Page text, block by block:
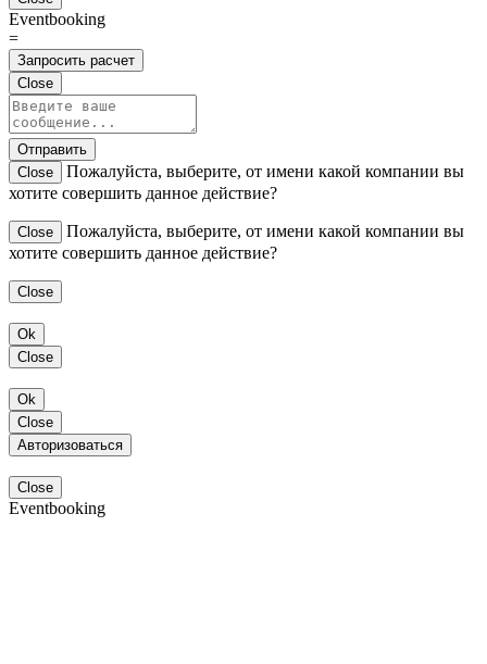
Eventbooking
=
Запросить расчет
Close
Отправить
Close
Пожалуйста, выберите, от имени какой компании вы
хотите совершить данное действие?
Close
Пожалуйста, выберите, от имени какой компании вы
хотите совершить данное действие?
Close
Ok
Close
Ok
Close
Авторизоваться
Close
Eventbooking